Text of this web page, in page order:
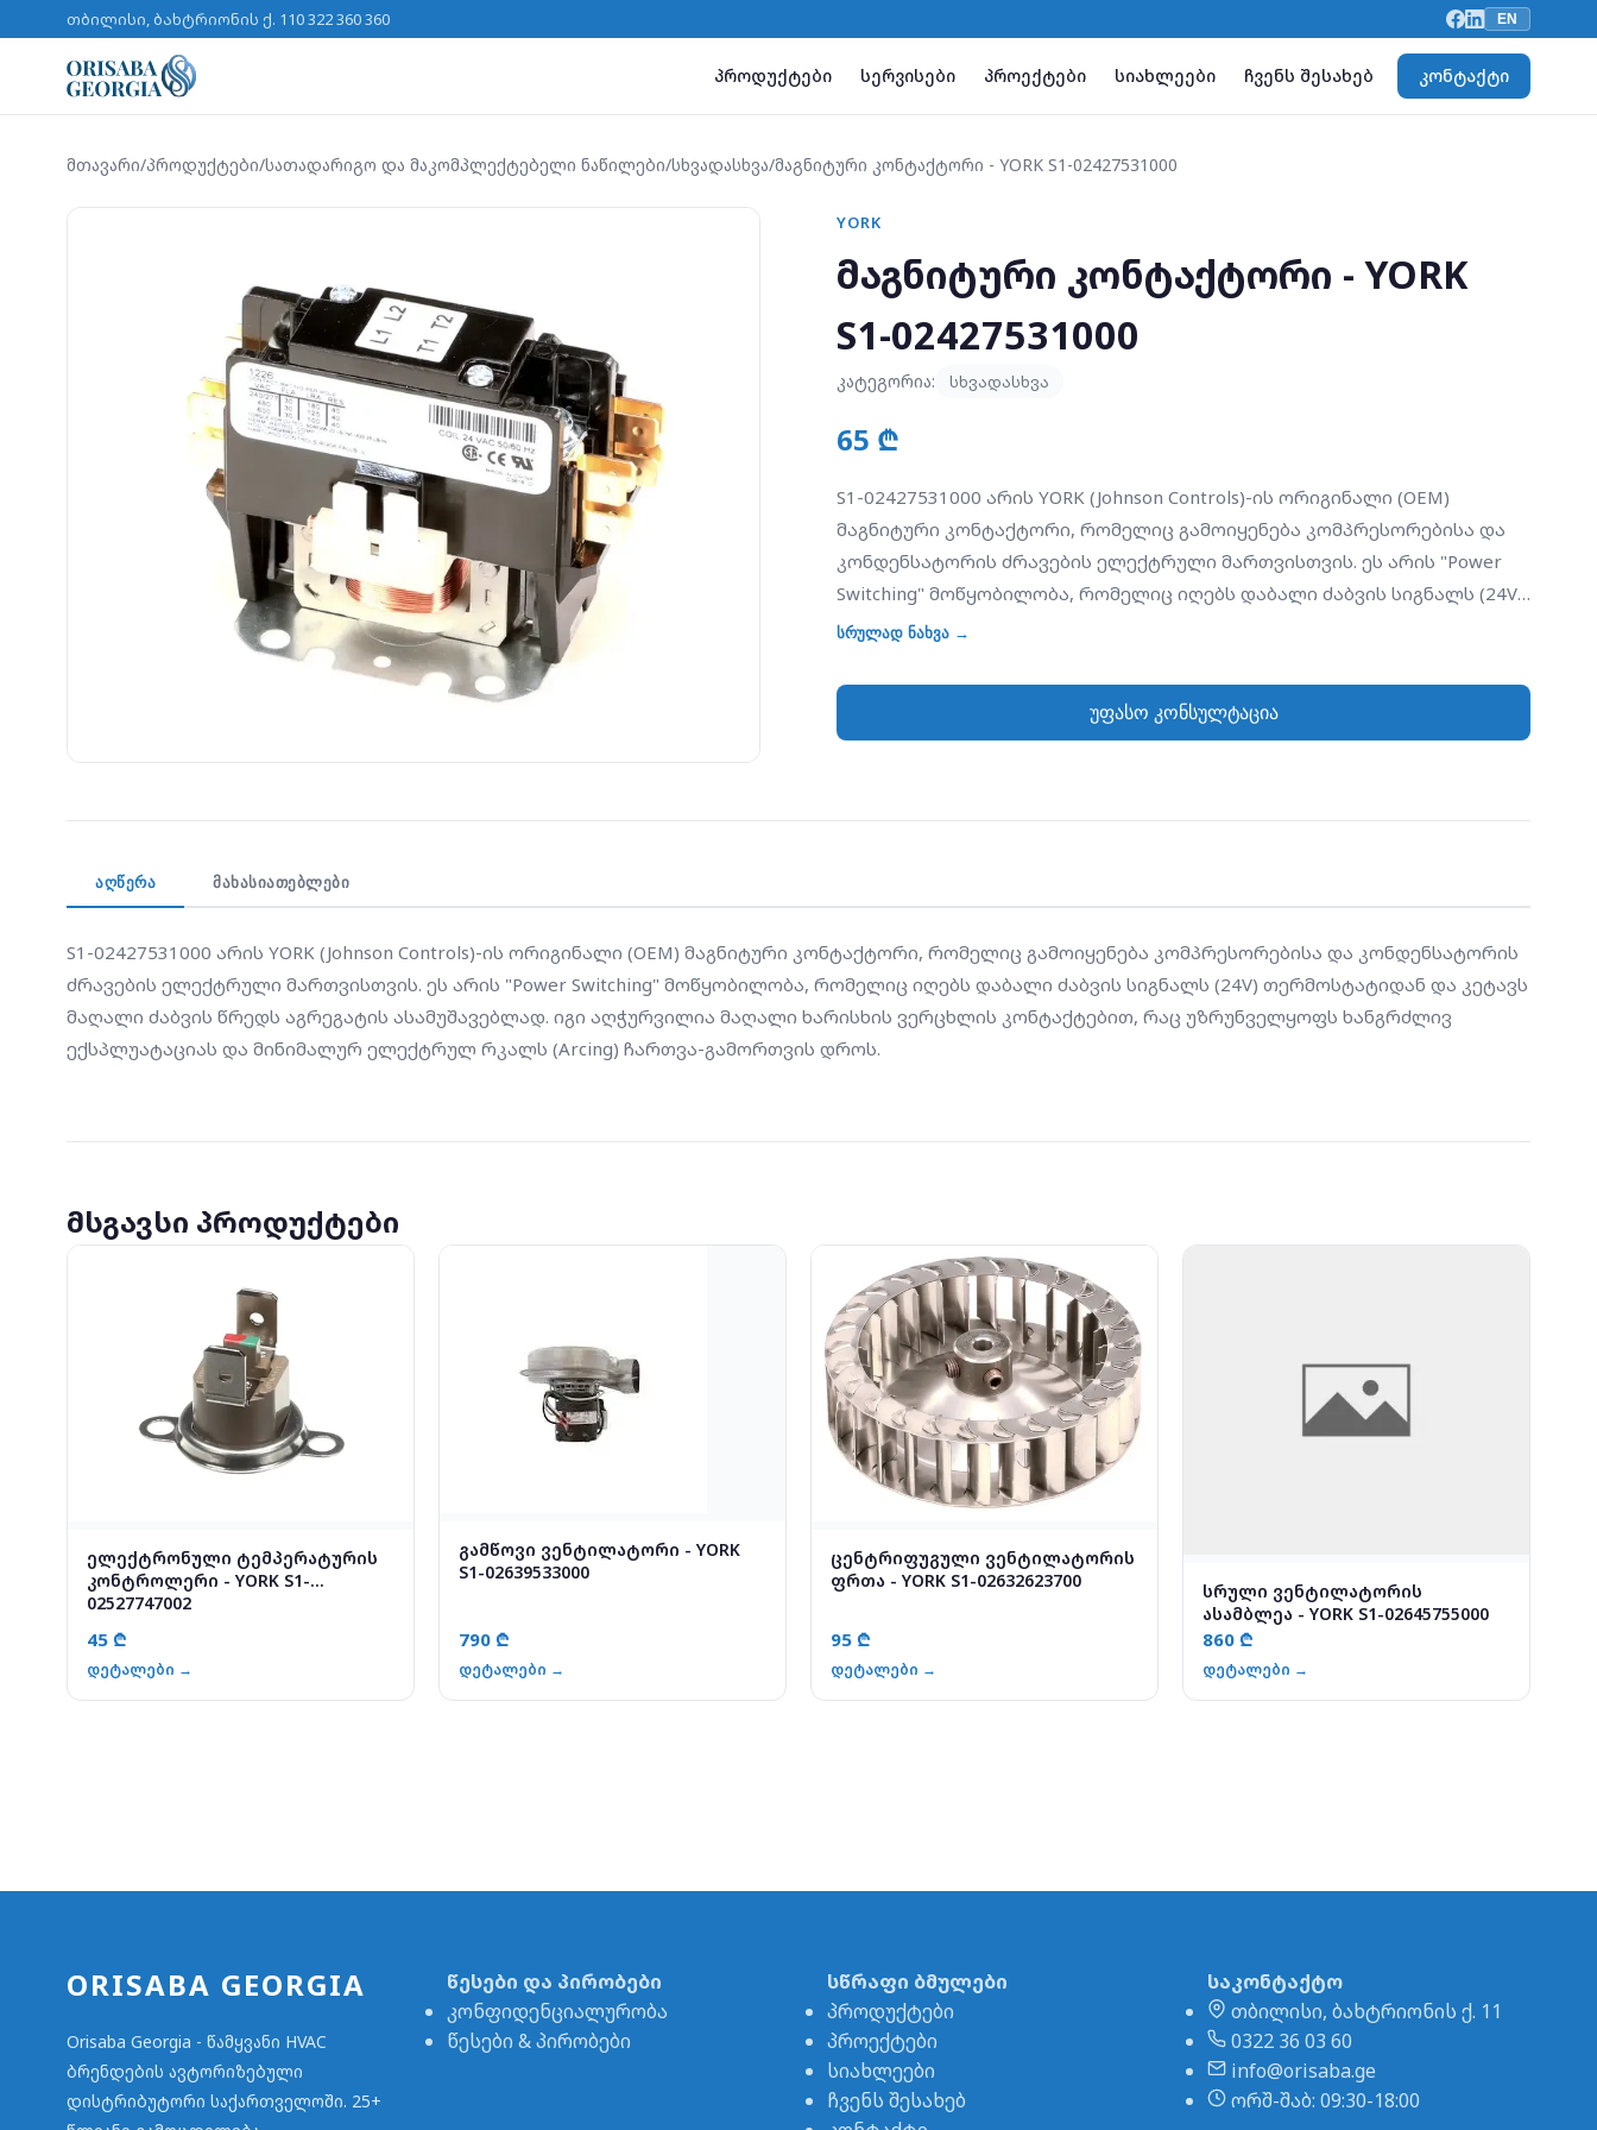
თბილისი, ბახტრიონის ქ. 110 322 360 360 EN
პროდუქტები სერვისები პროექტები სიახლეები ჩვენს შესახებ კონტაქტი
მთავარი/პროდუქტები/სათადარიგო და მაკომპლექტებელი ნაწილები/სხვადასხვა/მაგნიტური კონტაქტორი - YORK S1-02427531000
YORK
მაგნიტური კონტაქტორი - YORK
S1-02427531000
კატეგორია: სხვადასხვა
65 ₾
S1-02427531000 არის YORK (Johnson Controls)-ის ორიგინალი (OEM)
მაგნიტური კონტაქტორი, რომელიც გამოიყენება კომპრესორებისა და
კონდენსატორის ძრავების ელექტრული მართვისთვის. ეს არის "Power
Switching" მოწყობილობა, რომელიც იღებს დაბალი ძაბვის სიგნალს (24V)
თერმოსტატიდან და კეტავს მაღალი ძაბვის წრედს აგრეგატის
კონტაქტებით, რაც უზრუნველყოფს ხანგრძლივ ექსპლუატაციას და
მინიმალურ ელექტრულ რკალს (Arcing) ჩართვა-გამორთვის დროს.
სრულად ნახვა →
უფასო კონსულტაცია
ᲐᲦᲬᲔᲠᲐ ᲛᲐᲮᲐᲡᲘᲐᲗᲔᲑᲚᲔᲑᲘ
S1-02427531000 არის YORK (Johnson Controls)-ის ორიგინალი (OEM) მაგნიტური კონტაქტორი, რომელიც გამოიყენება კომპრესორებისა და კონდენსატორის
ძრავების ელექტრული მართვისთვის. ეს არის "Power Switching" მოწყობილობა, რომელიც იღებს დაბალი ძაბვის სიგნალს (24V) თერმოსტატიდან და კეტავს
მაღალი ძაბვის წრედს აგრეგატის ასამუშავებლად. იგი აღჭურვილია მაღალი ხარისხის ვერცხლის კონტაქტებით, რაც უზრუნველყოფს ხანგრძლივ
ექსპლუატაციას და მინიმალურ ელექტრულ რკალს (Arcing) ჩართვა-გამორთვის დროს.
მსგავსი პროდუქტები
ელექტრონული ტემპერატურის
კონტროლერი - YORK S1-
02527747002
45 ₾
დეტალები →
გამწოვი ვენტილატორი - YORK
S1-02639533000
790 ₾
დეტალები →
ცენტრიფუგული ვენტილატორის
ფრთა - YORK S1-02632623700
95 ₾
დეტალები →
სრული ვენტილატორის
ასამბლეა - YORK S1-02645755000
860 ₾
დეტალები →
ORISABA GEORGIA
Orisaba Georgia - წამყვანი HVAC
ბრენდების ავტორიზებული
დისტრიბუტორი საქართველოში. 25+
წესები და პირობები
კონფიდენციალურობა
წესები & პირობები
სწრაფი ბმულები
პროდუქტები
პროექტები
სიახლეები
ჩვენს შესახებ
საკონტაქტო
თბილისი, ბახტრიონის ქ. 11
0322 36 03 60
info@orisaba.ge
ორშ-შაბ: 09:30-18:00